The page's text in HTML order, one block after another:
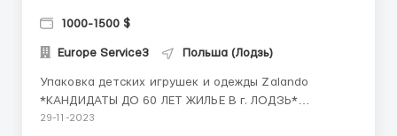
1000-1500 $
Europe Service3 Польша (Лодзь)
Упаковка детских игрушек и одежды Zalando
*КАНДИДАТЫ ДО 60 ЛЕТ ЖИЛЬЕ В г. ЛОДЗЬ*
Телефон\Вайбер +380733335340 *Umowa o pracę*
29-11-2023